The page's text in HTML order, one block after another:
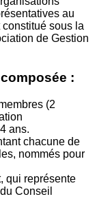
au
sous la
de Gestion
:
(2
ans.
chacune de
nommés pour
qui représente
Conseil